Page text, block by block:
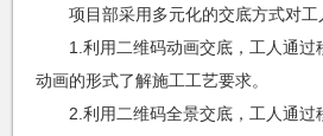
项目部采用多元化的交底方式对工
1.利用二维码动画交底，工人通过
动画的形式了解施工工艺要求。
2.利用二维码全景交底，工人通过